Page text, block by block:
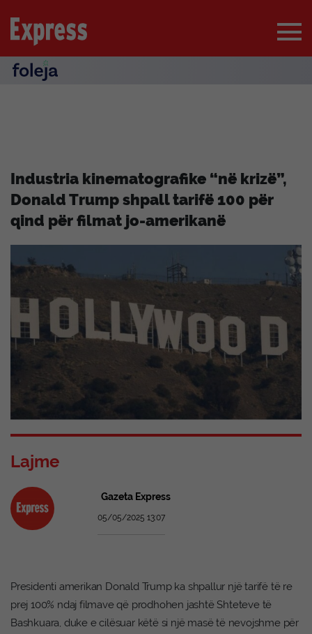
Industria kinematografike “në krizë”,
Donald Trump shpall tarifë 100 për
qind për filmat jo-amerikanë
Lajme
Gazeta Express
05/05/2025 13:07
Presidenti amerikan Donald Trump ka shpallur një tarifë të re
prej 100% ndaj filmave që prodhohen jashtë Shteteve të
Bashkuara, duke e cilësuar këtë si një masë të nevojshme për